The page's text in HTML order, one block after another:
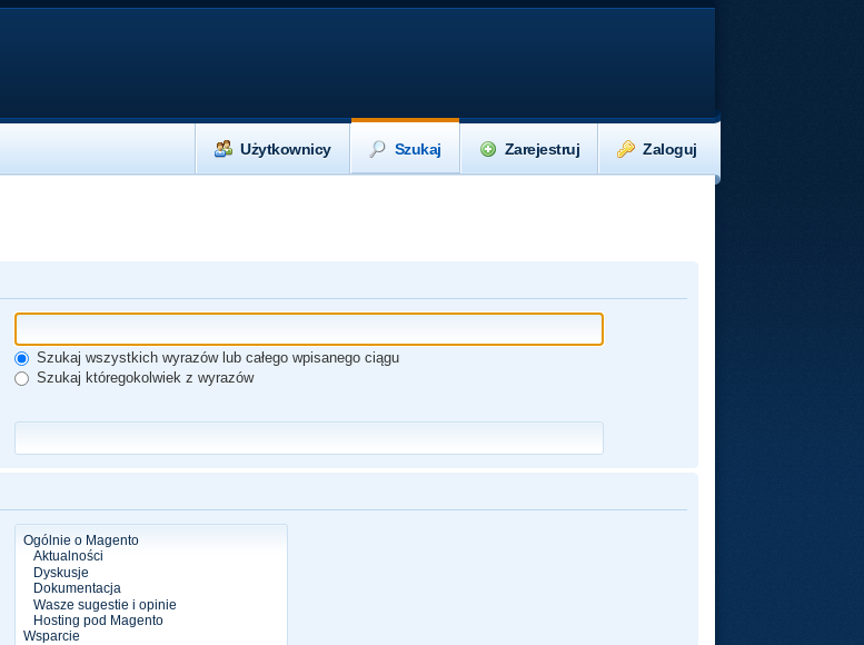
Zaloguj
Zarejestruj
Szukaj
Użytkownicy
Szukaj wszystkich wyrazów lub całego wpisanego ciągu
Szukaj któregokolwiek z wyrazów